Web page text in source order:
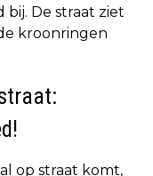
De straat ziet
kroonringen
op straat komt,